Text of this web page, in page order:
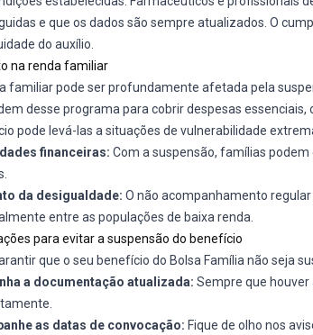
e que os dados são sempre atualizados. O
do auxílio.
na renda familiar
familiar pode ser profundamente afetada pela
desse programa para cobrir despesas
pode levá-las a situações de vulnerabilidade
financeiras: Com a suspensão, famílias
da desigualdade: O não acompanhamento
entre as populações de baixa renda.
para evitar a suspensão do benefício
que o seu benefício do Bolsa Família não seja
a documentação atualizada: Sempre que
as datas de convocação: Fique de olho nos